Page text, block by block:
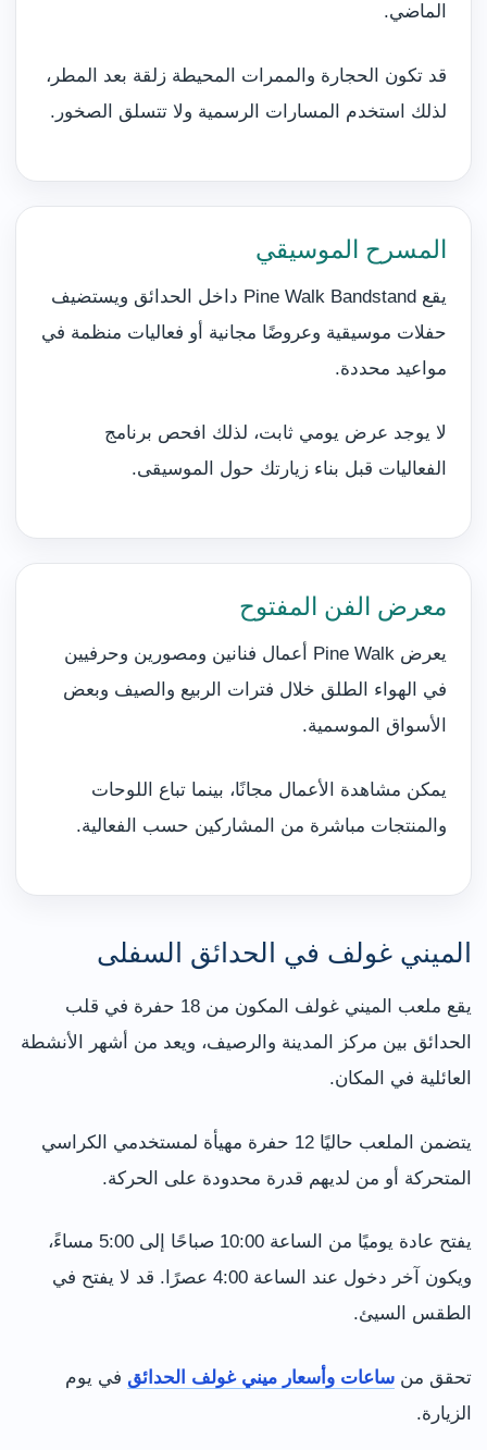
الماضي.
قد تكون الحجارة والممرات المحيطة زلقة بعد المطر،
لذلك استخدم المسارات الرسمية ولا تتسلق الصخور.
المسرح الموسيقي
يقع Pine Walk Bandstand داخل الحدائق ويستضيف
حفلات موسيقية وعروضًا مجانية أو فعاليات منظمة في
مواعيد محددة.
لا يوجد عرض يومي ثابت، لذلك افحص برنامج
الفعاليات قبل بناء زيارتك حول الموسيقى.
معرض الفن المفتوح
يعرض Pine Walk أعمال فنانين ومصورين وحرفيين
في الهواء الطلق خلال فترات الربيع والصيف وبعض
الأسواق الموسمية.
يمكن مشاهدة الأعمال مجانًا، بينما تباع اللوحات
والمنتجات مباشرة من المشاركين حسب الفعالية.
الميني غولف في الحدائق السفلى
يقع ملعب الميني غولف المكون من 18 حفرة في قلب
الحدائق بين مركز المدينة والرصيف، ويعد من أشهر الأنشطة
العائلية في المكان.
يتضمن الملعب حاليًا 12 حفرة مهيأة لمستخدمي الكراسي
المتحركة أو من لديهم قدرة محدودة على الحركة.
يفتح عادة يوميًا من الساعة 10:00 صباحًا إلى 5:00 مساءً،
ويكون آخر دخول عند الساعة 4:00 عصرًا. قد لا يفتح في
الطقس السيئ.
تحقق من ساعات وأسعار ميني غولف الحدائق في يوم
الزيارة.